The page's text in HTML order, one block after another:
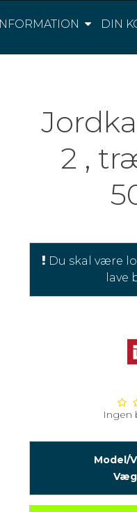
DIN
2 ,
Du skal være
lave
Ingen
Model/